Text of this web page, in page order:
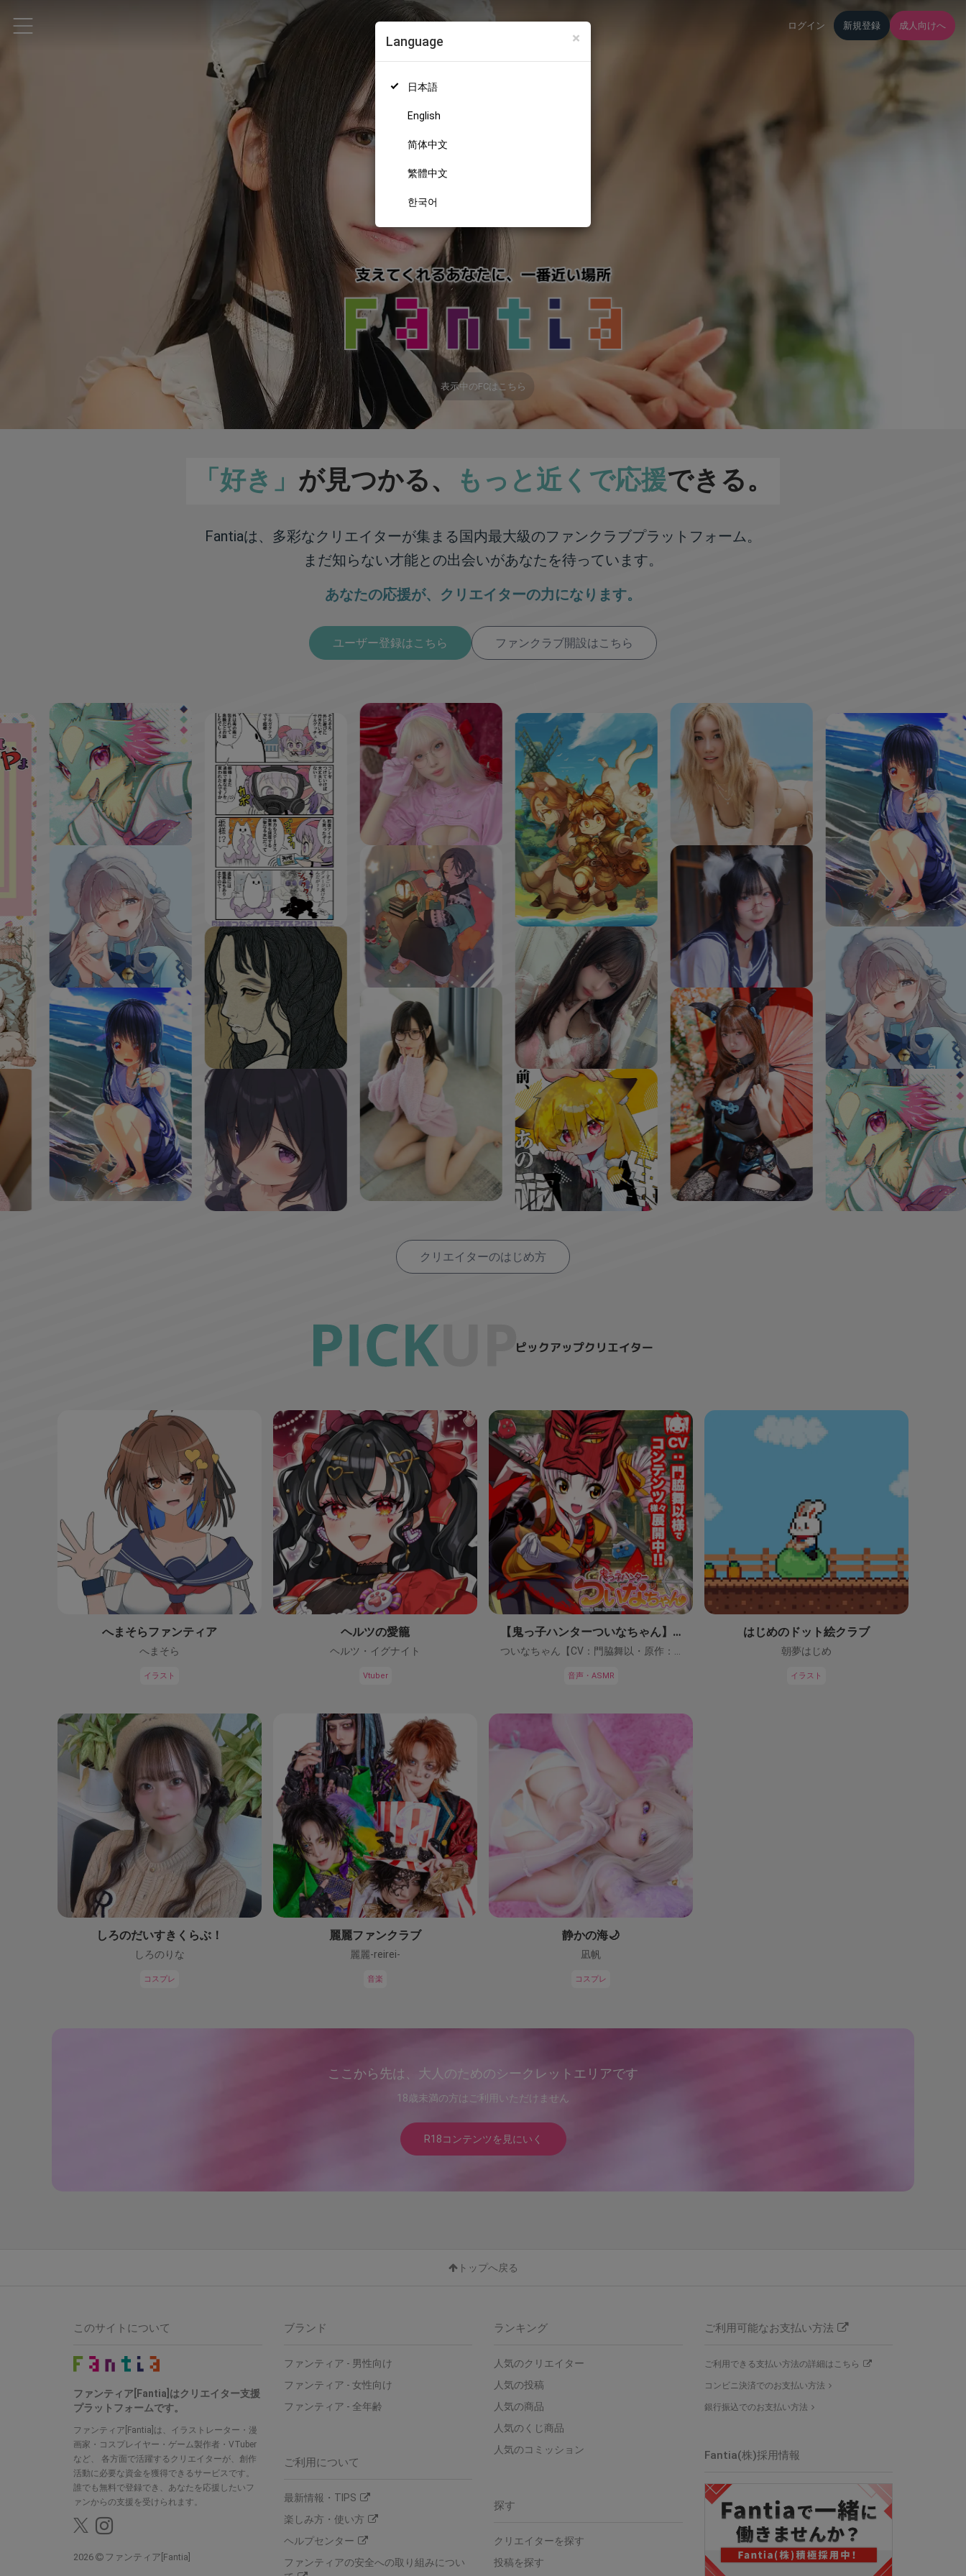
×
Language
日本語
English
简体中文
繁體中文
한국어
ログイン 新規登録 成人向けへ
表示中のFCはこちら
「好き」 が見つかる、 もっと近くで応援できる。
Fantiaは、多彩なクリエイターが集まる国内最大級のファンクラブプラットフォーム。
まだ知らない才能との出会いがあなたを待っています。
あなたの応援が、 クリエイターの力になります。
ユーザー登録はこちら ファンクラブ開設はこちら
クリエイターのはじめ方
へまそらファンティア
へまそら
イラスト
ヘルツの愛籠
ヘルツ・イグナイト
Vtuber
【鬼っ子ハンターついなちゃん】（CV：門脇舞以）プロジェクト！
音声・ASMR
はじめのドット絵クラブ
朝夢はじめ
イラスト
しろのだいすきくらぶ！
しろのりな
コスプレ
麗麗ファンクラブ
麗麗-reirei-
音楽
静かの海🌙
凪帆
コスプレ
ここから先は、大人のためのシークレットエリアです
18歳未満の方はご利用いただけません
R18コンテンツを見にいく
トップへ戻る
ブランド
ファンティア - 男性向け
ファンティア - 女性向け
ファンティア - 全年齢
ご利用について
最新情報・TIPS
楽しみ方・使い方
ヘルプセンター
ファンティアの安全への取り組みについ
ランキング
人気のクリエイター
人気の投稿
人気の商品
人気のくじ商品
人気のコミッション
探す
クリエイターを探す
投稿を探す
ご利用可能なお支払い方法
ご利用できる支払い方法の詳細はこちら
コンビニ決済でのお支払い方法
銀行振込でのお支払い方法
Fantia(株)採用情報
このサイトについて
ファンティア[Fantia]はクリエイター支援
プラットフォームです。
ファンティア[Fantia]は、イラストレーター・漫
画家・コスプレイヤー・ゲーム製作者・VTuber
など、 各方面で活躍するクリエイターが、創作
活動に必要な資金を獲得できるサービスです。
誰でも無料で登録でき、あなたを応援したいフ
ァンからの支援を受けられます。
2026 ファンティア[Fantia]